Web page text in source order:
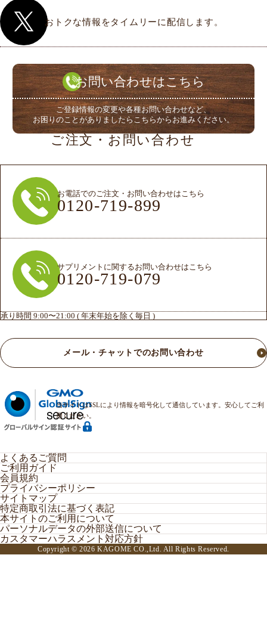
おトクな情報をタイムリーに配信します。
お問い合わせはこちら
ご登録情報の変更や各種お問い合わせなど、
お困りのことがありましたらこちらからお進みください。
ご注文・お問い合わせ
お電話でのご注文・お問い合わせはこちら
0120-719-899
サプリメントに関するお問い合わせはこちら
0120-719-079
承り時間 9:00〜21:00 ( 年末年始を除く毎日 )
メール・チャットでのお問い合わせ
当サイトはSSLにより情報を暗号化して通信しています。安心してご利
用ください。
よくあるご質問
ご利用ガイド
会員規約
プライバシーポリシー
サイトマップ
特定商取引法に基づく表記
本サイトのご利用について
パーソナルデータの外部送信について
カスタマーハラスメント対応方針
Copyright ©2026 KAGOME CO.,Ltd. All Rights Reserved.